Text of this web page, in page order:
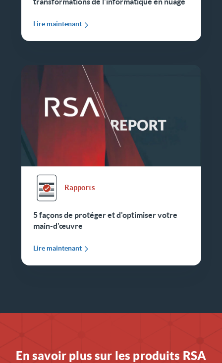
Lire maintenant
Rapports
5 façons de protéger et d'optimiser votre
main-d'œuvre
Lire maintenant
En savoir plus sur les produits RSA